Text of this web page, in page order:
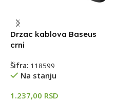
Drzac kablova Baseus
crni
Šifra: 118599
Na stanju
1.237,00 RSD